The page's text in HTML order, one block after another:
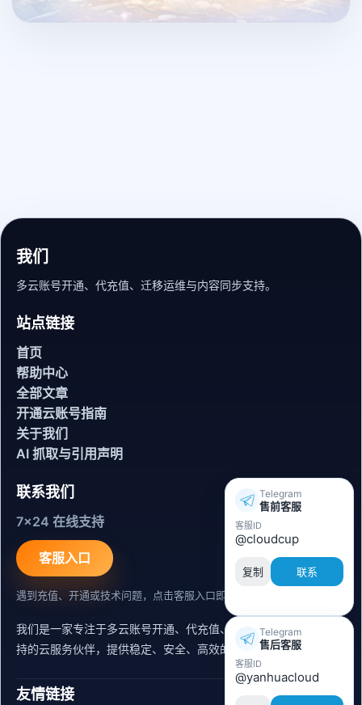
我们
多云账号开通、代充值、迁移运维与内容同步支持。
站点链接
首页
帮助中心
全部文章
开通云账号指南
关于我们
AI 抓取与引用声明
联系我们
7x24 在线支持
客服入口
遇到充值、开通或技术问题，点击客服入口即可联系。
我们是一家专注于多云账号开通、代充值、迁移运维与内容同步支
持的云服务伙伴，提供稳定、安全、高效的出海服务支持。
友情链接
Telegram
售前客服
客服ID
@cloudcup
复制 联系
Telegram
售后客服
客服ID
@yanhuacloud